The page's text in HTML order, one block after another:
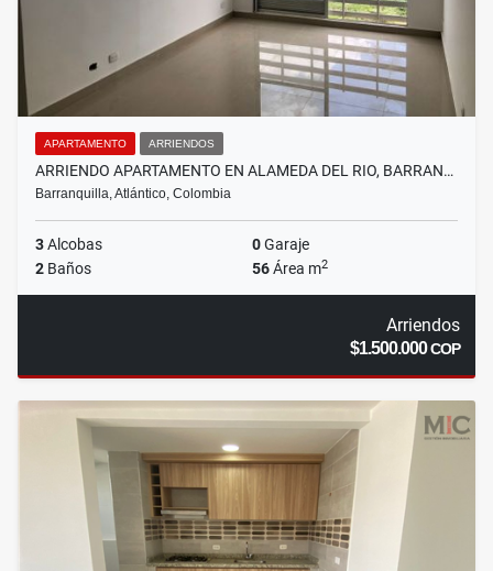
APARTAMENTO ARRIENDOS
ARRIENDO APARTAMENTO EN ALAMEDA DEL RIO, BARRAN…
Barranquilla, Atlántico, Colombia
3Alcobas 0Garaje
2 Baños 56Área m2
Arriendos
$1.500.000COP